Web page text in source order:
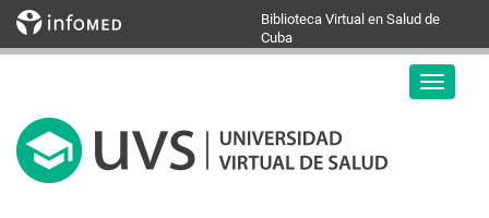
Biblioteca Virtual en Salud de
Cuba